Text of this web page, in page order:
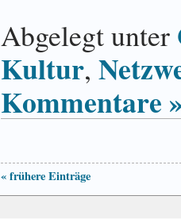
Abgelegt unter
Kultur,
Kommentare
« frühere Einträge